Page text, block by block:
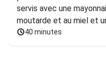
servis avec une
moutarde et au miel et
40 minutes